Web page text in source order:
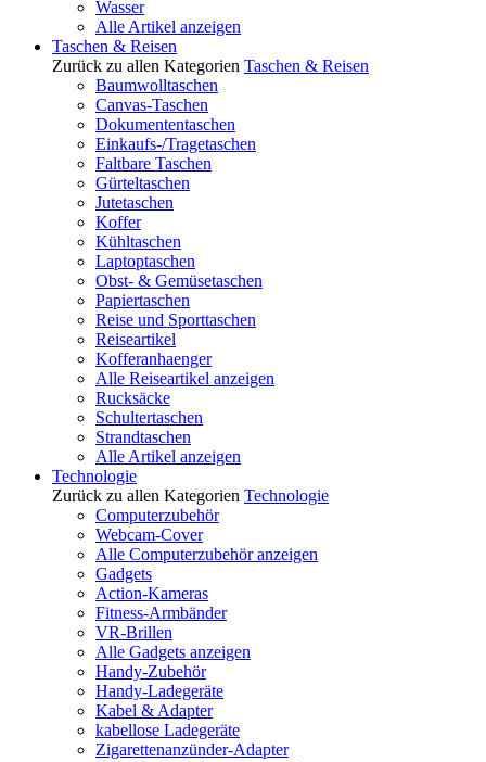
Wasser
Alle Artikel anzeigen
Taschen & Reisen
Zurück zu allen Kategorien Taschen & Reisen
Baumwolltaschen
Canvas-Taschen
Dokumententaschen
Einkaufs-/Tragetaschen
Faltbare Taschen
Gürteltaschen
Jutetaschen
Koffer
Kühltaschen
Laptoptaschen
Obst- & Gemüsetaschen
Papiertaschen
Reise und Sporttaschen
Reiseartikel
Kofferanhaenger
Alle Reiseartikel anzeigen
Rucksäcke
Schultertaschen
Strandtaschen
Alle Artikel anzeigen
Technologie
Zurück zu allen Kategorien Technologie
Computerzubehör
Webcam-Cover
Alle Computerzubehör anzeigen
Gadgets
Action-Kameras
Fitness-Armbänder
VR-Brillen
Alle Gadgets anzeigen
Handy-Zubehör
Handy-Ladegeräte
Kabel & Adapter
kabellose Ladegeräte
Zigarettenanzünder-Adapter